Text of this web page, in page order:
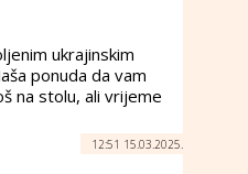
ukrajinskim
ponuda da vam
na stolu, ali vrijeme
12:51 15.03.2025.